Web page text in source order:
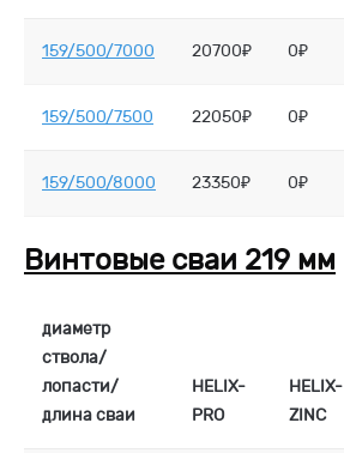
159/500/7000 20700₽ 0₽
159/500/7500 22050₽ 0₽
159/500/8000 23350₽ 0₽
Винтовые сваи 219 мм
диаметр
ствола/
лопасти/
длина сваи
HELIX-
PRO
HELIX-
ZINC